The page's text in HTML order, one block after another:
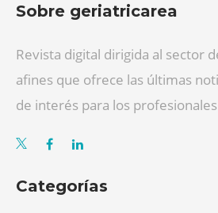
Sobre geriatricarea
Revista digital dirigida al sector
afines que ofrece las últimas
de interés para los
Categorías